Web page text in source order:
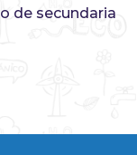
de secundaria